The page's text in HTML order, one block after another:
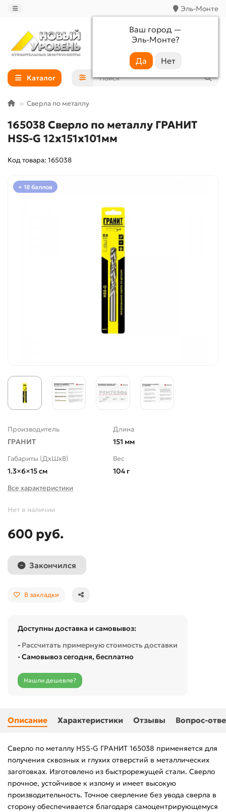
Эль-Монте
Ваш город —
Эль-Монте?
+7 (988) 233-44-52
Каталог
Сверла по металлу
165038 Сверло по металлу ГРАНИТ
HSS-G 12х151x101мм
Код товара: 165038
+ 18 баллов
Производитель
ГРАНИТ
Длина
151 мм
Габариты (ДхШхВ)
1.3×6×15 см
Вес
104 г
Все характеристики
Нет в наличии
600 руб.
Закончился
В закладки
Доступны доставка и самовывоз:
- Рассчитать примерную стоимость доставки
- Самовывоз сегодня, бесплатно
Нашли дешевле?
Описание Характеристики Отзывы Вопрос-
Сверло по металлу HSS-G ГРАНИТ 165038 применяется для
получения сквозных и глухих отверстий в металлических
заготовках. Изготовлено из быстрорежущей стали. Сверло
прочное, устойчивое к излому и имеет высокую
производительность. Точное сверление без увода сверла в
сторону обеспечивается благодаря самоцентрирующемуся